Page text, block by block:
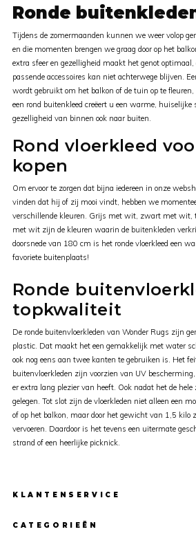
Ronde
Tijdens de zomermaanden kunnen we weer volop
en die momenten brengen we graag door op het
extra sfeer en gezelligheid maakt het genot optimaal,
passende accessoires kan niet achterwege blijven.
wordt gebruikt om het balkon of de tuin op te
een rond buitenkleed creëert u een warme, huiselijke
gezelligheid van binnen ook naar buiten.
Rond vloerkleed
kopen
Om ervoor te zorgen dat bijna iedereen in onze
vinden dat hij of zij mooi vindt, hebben we
verschillende kleuren. Grijs met wit, zwart met wit,
met wit zijn de kleuren waarin de buitenkleden
doorsnede van 180 cm is het ronde vloerkleed een
favoriete buitenplaats!
Ronde
topkwaliteit
De ronde buitenvloerkleden van Wonder Rugs zijn
plastic. Dat maakt het een gemakkelijk met water
ook nog eens aan twee kanten te gebruiken is. Het
buitenvloerkleden zijn voorzien van UV
er extra lang plezier van heeft. Ook nadat het de
gelegen. Tot slot zijn de vloerkleden niet alleen een
of op het balkon, maar door het gewicht van 1,5 kilo
vervoeren. Daardoor is het tevens een uitermate
strand of een heerlijke picknick.
KLANTENSERVICE
CATEGORIEËN